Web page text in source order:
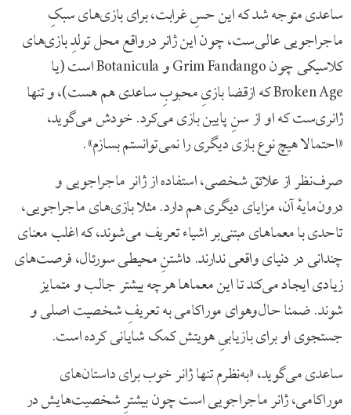
ساعدی متوجه شد که این حسِ غرابت، برای بازی‌های سبکِ
ماجراجویی عالی‌ست، چون این ژانر درواقع محل تولدِ بازی‌های
کلاسیکی چون Grim Fandango و Botanicula است (یا
Broken Age که ازقضا بازیِ محبوبِ ساعدی هم هست)، و تنها
ژانری‌ست که او از سنِ پایین بازی می‌کرد. خودش می‌گوید،
«احتمالا هیچ نوع بازی دیگری را نمی‌توانستم بسازم».
صرف‌نظر از علائق شخصی، استفاده از ژانر ماجراجویی و
درون‌مایهٔ آن، مزایای دیگری هم دارد. مثلا بازی‌های ماجراجویی،
تاحدی با معماهای مبتنی‌بر اشیاء تعریف می‌شوند، که اغلب معنای
چندانی در دنیای واقعی ندارند. داشتنِ محیطی سورئال، فرصت‌های
زیادی ایجاد می‌کند تا این معماها هرچه بیشتر جالب و متمایز
شوند. ضمنا حال‌وهوای موراکامی به تعریفِ شخصیت اصلی و
جستجوی او برای بازیابیِ هویتش کمک شایانی کرده است.
ساعدی می‌گوید، «به‌نظرم تنها ژانر خوب برای داستان‌های
موراکامی، ژانر ماجراجویی است چون بیشترِ شخصیت‌هایش در